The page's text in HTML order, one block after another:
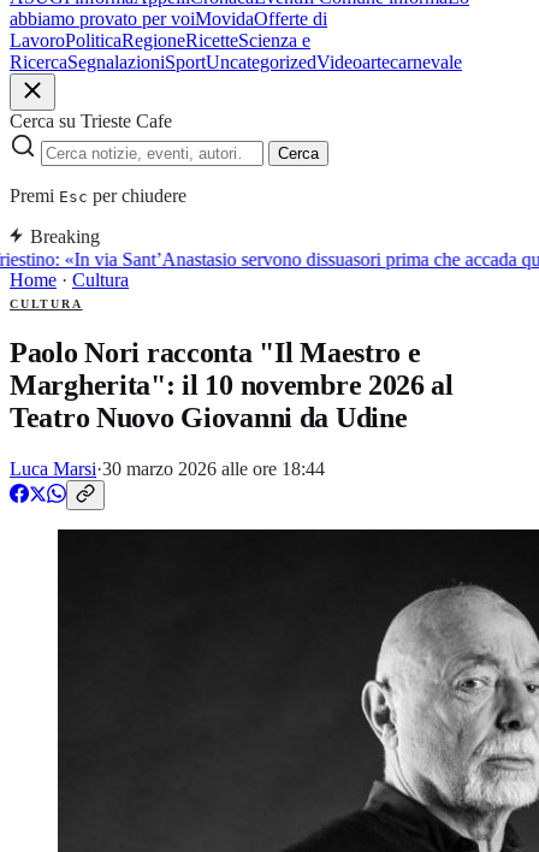
abbiamo provato per voiMovidaOfferte di
LavoroPoliticaRegioneRicetteScienza e
RicercaSegnalazioniSportUncategorizedVideoartecarnevale
Cerca su Trieste Cafe
Cerca
Premi Esc per chiudere
Breaking
«In via Sant’Anastasio servono dissuasori prima che accada
Home · Cultura
CULTURA
Paolo Nori racconta "Il Maestro e
Margherita": il 10 novembre 2026 al
Teatro Nuovo Giovanni da Udine
Luca Marsi·30 marzo 2026 alle ore 18:44